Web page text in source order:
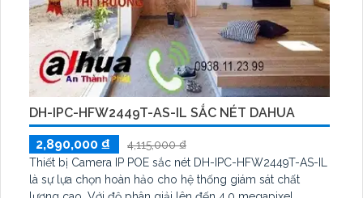
DH-IPC-HFW2449T-AS-IL SẮC NÉT DAHUA
2,890,000 ₫
4,115,000 ₫
Thiết bị Camera IP POE sắc nét DH-IPC-HFW2449T-AS-IL
là sự lựa chọn hoàn hảo cho hệ thống giám sát chất